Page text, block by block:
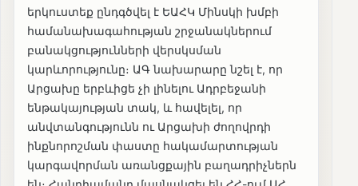
երկուստեք ընդգծվել է ԵԱՀԿ Մինսկի խմբի
համանախագահության շրջանակներում
բանակցությունների վերսկսման
կարևորությունը։ ԱԳ նախարարը նշել է, որ
Արցախը երբևիցե չի լինելու Ադրբեջանի
ենթակայության տակ, և հավելել, որ
անվտանգությունն ու Արցախի ժողովրդի
ինքնորոշման փաստը հակամարտության
կարգավորման առանցքային բաղադրիչներն